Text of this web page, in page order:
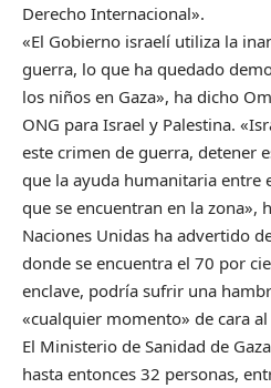
Derecho Internacional».
«El Gobierno israelí utiliza la
guerra, lo que ha quedado
los niños en Gaza», ha dicho
ONG para Israel y Palestina.
este crimen de guerra, detener
que la ayuda humanitaria entre
que se encuentran en la zona»,
Naciones Unidas ha advertido
donde se encuentra el 70 por
enclave, podría sufrir una
«cualquier momento» de cara
El Ministerio de Sanidad de
hasta entonces 32 personas,